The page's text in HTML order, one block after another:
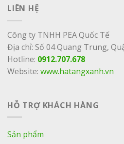
LIÊN HỆ
Công ty TNHH PEA Quốc Tế
Địa chỉ: Số 04 Quang Trung,
Hotline: 0912.707.678
Website: www.hatangxanh.vn
HỖ TRỢ KHÁCH HÀNG
Sản phẩm